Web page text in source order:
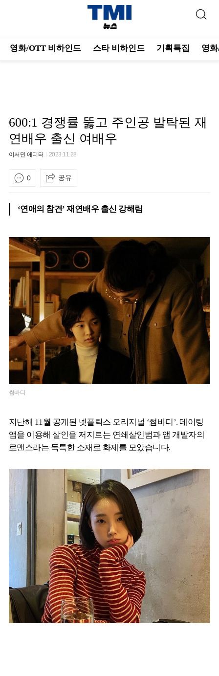
영화/OTT 비하인드 스타 비하인드 기획특집 영
600:1 경쟁률 뚫고 주인공 발탁된 재
연배우 출신 여배우
이서민 에디터 2023.11.28
0 공유
‘연애의 참견’ 재연배우 출신 강해림
썸바디
지난해 11월 공개된 넷플릭스 오리지널 ‘썸바디’. 데이팅
앱을 이용해 살인을 저지르는 연쇄살인범과 앱 개발자의
로맨스라는 독특한 소재로 화제를 모았습니다.